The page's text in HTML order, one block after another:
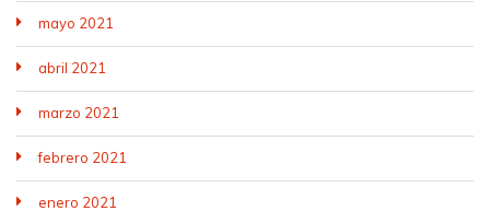
mayo 2021
abril 2021
marzo 2021
febrero 2021
enero 2021